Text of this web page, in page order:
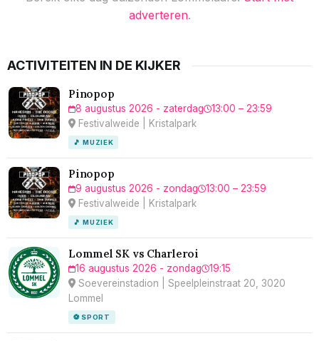
adverteren.
ACTIVITEITEN IN DE KIJKER
Pinopop
8 augustus 2026 - zaterdag
13:00 – 23:59
Festivalweide | Kristalpark
🎵 MUZIEK
Pinopop
9 augustus 2026 - zondag
13:00 – 23:59
Festivalweide | Kristalpark
🎵 MUZIEK
Lommel SK vs Charleroi
16 augustus 2026 - zondag
19:15
Soevereinstadion | Speelpleinstraat 20, 3020
Lommel
⚽ SPORT